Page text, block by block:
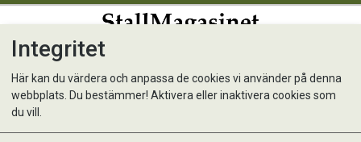
Fiol Vital 15 kg
Integritet
Här kan du värdera och anpassa de cookies vi använder på denna
webbplats. Du bestämmer! Aktivera eller inaktivera cookies som
du vill.